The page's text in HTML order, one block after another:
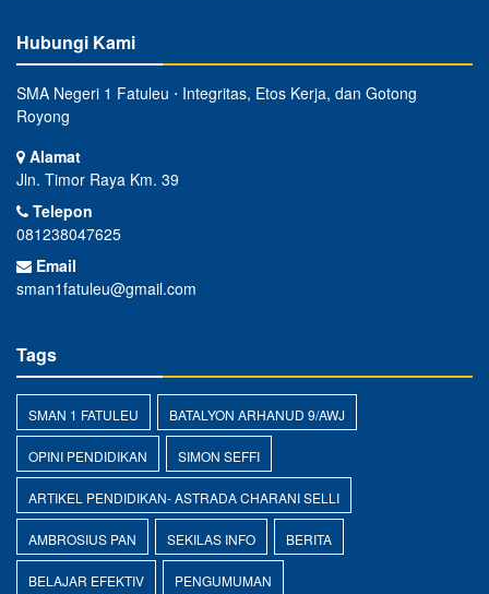
Hubungi Kami
SMA Negeri 1 Fatuleu ⋅ Integritas, Etos Kerja, dan Gotong
Royong
Alamat
Jln. Timor Raya Km. 39
Telepon
081238047625
Email
sman1fatuleu@gmail.com
Tags
SMAN 1 FATULEU BATALYON ARHANUD 9/AWJ
OPINI PENDIDIKAN SIMON SEFFI
ARTIKEL PENDIDIKAN- ASTRADA CHARANI SELLI
AMBROSIUS PAN SEKILAS INFO BERITA
BELAJAR EFEKTIV PENGUMUMAN